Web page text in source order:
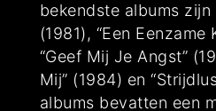
bekendste albums zijn
(1981), “Een Eenzame
“Geef Mij Je Angst”
Mij” (1984) en
albums bevatten een